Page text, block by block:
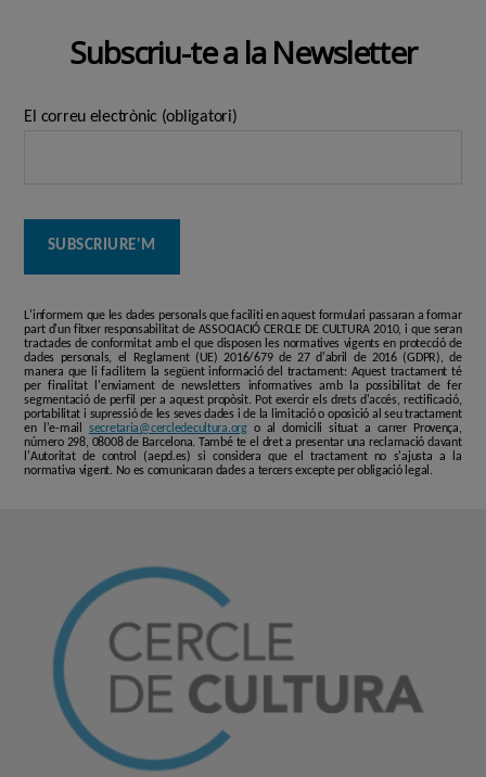
Subscriu-te a la Newsletter
El correu electrònic (obligatori)
L'informem que les dades personals que faciliti en aquest formulari passaran a formar
part d'un fitxer responsabilitat de ASSOCIACIÓ CERCLE DE CULTURA 2010, i que seran
tractades de conformitat amb el que disposen les normatives vigents en protecció de
dades personals, el Reglament (UE) 2016/679 de 27 d'abril de 2016 (GDPR), de
manera que li facilitem la següent informació del tractament: Aquest tractament té
per finalitat l'enviament de newsletters informatives amb la possibilitat de fer
segmentació de perfil per a aquest propòsit. Pot exercir els drets d'accés, rectificació,
portabilitat i supressió de les seves dades i de la limitació o oposició al seu tractament
en l'e-mail secretaria@cercledecultura.orgo al domicili situat a carrer Provença,
número 298, 08008 de Barcelona. També te el dret a presentar una reclamació davant
l'Autoritat de control (aepd.es) si considera que el tractament no s'ajusta a la
normativa vigent. No es comunicaran dades a tercers excepte per obligació legal.